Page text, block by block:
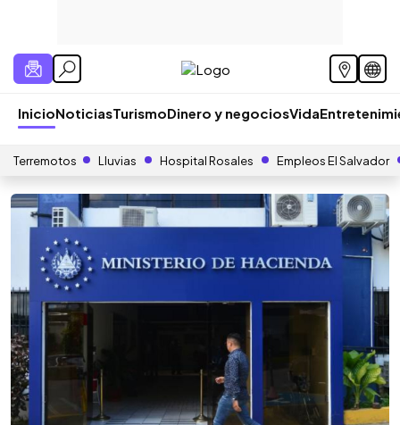
InicioNoticiasTurismoDinero y negociosVida
Terremotos Lluvias Hospital Rosales Empleos El Salvador